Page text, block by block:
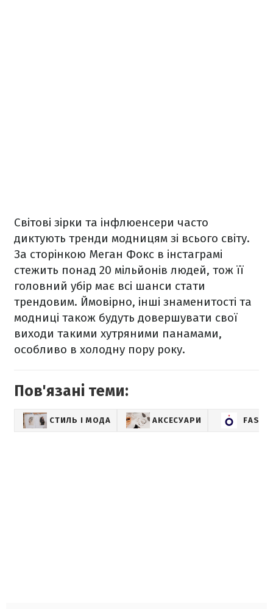
Світові зірки та інфлюенсери часто
диктують тренди модницям зі всього світу.
За сторінкою Меган Фокс в інстаграмі
стежить понад 20 мільйонів людей, тож її
головний убір має всі шанси стати
трендовим. Ймовірно, інші знаменитості та
модниці також будуть довершувати свої
виходи такими хутряними панамами,
особливо в холодну пору року.
Пов'язані теми:
СТИЛЬ І МОДА АКСЕСУАРИ